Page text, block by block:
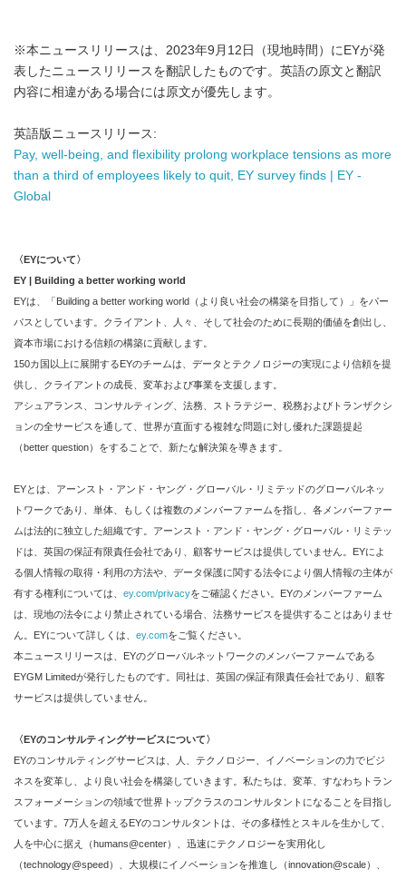
※本ニュースリリースは、2023年9月12日（現地時間）にEYが発
表したニュースリリースを翻訳したものです。英語の原文と翻訳
内容に相違がある場合には原文が優先します。
英語版ニュースリリース:
Pay, well-being, and flexibility prolong workplace tensions as more
than a third of employees likely to quit, EY survey finds | EY -
Global
〈 EYについて〉
EY | Building a better working world
EYは、「Building a better working world（より良い社会の構築を目指して）」をパー
パスとしています。クライアント、人々、そして社会のために長期的価値を創出し、
資本市場における信頼の構築に貢献します。
150カ国以上に展開するEYのチームは、データとテクノロジーの実現により信頼を提
供し、クライアントの成長、変革および事業を支援します。
アシュアランス、コンサルティング、法務、ストラテジー、税務およびトランザクシ
ョンの全サービスを通して、世界が直面する複雑な問題に対し優れた課題提起
（better question）をすることで、新たな解決策を導きます。
EYとは、アーンスト・アンド・ヤング・グローバル・リミテッドのグローバルネッ
トワークであり、単体、もしくは複数のメンバーファームを指し、各メンバーファー
ムは法的に独立した組織です。アーンスト・アンド・ヤング・グローバル・リミテッ
ドは、英国の保証有限責任会社であり、顧客サービスは提供していません。EYによ
る個人情報の取得・利用の方法や、データ保護に関する法令により個人情報の主体が
有する権利については、 ey.com/privacyをご確認ください。EYのメンバーファーム
は、現地の法令により禁止されている場合、法務サービスを提供することはありませ
ん。EYについて詳しくは、 ey.comをご覧ください。
本ニュースリリースは、EYのグローバルネットワークのメンバーファームである
EYGM Limitedが発行したものです。同社は、英国の保証有限責任会社であり、顧客
サービスは提供していません。
〈 EYのコンサルティングサービスについて〉
EYのコンサルティングサービスは、人、テクノロジー、イノベーションの力でビジ
ネスを変革し、より良い社会を構築していきます。私たちは、変革、すなわちトラン
スフォーメーションの領域で世界トップクラスのコンサルタントになることを目指し
ています。7万人を超えるEYのコンサルタントは、その多様性とスキルを生かして、
人を中心に据え（humans@center）、迅速にテクノロジーを実用化し
（technology@speed）、大規模にイノベーションを推進し（innovation@scale）、